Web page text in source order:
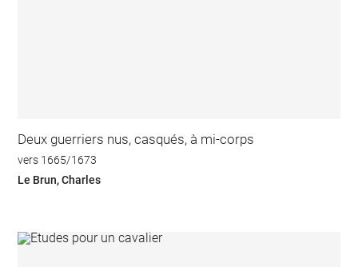
Deux guerriers nus, casqués, à mi-corps
vers 1665/1673
Le Brun, Charles